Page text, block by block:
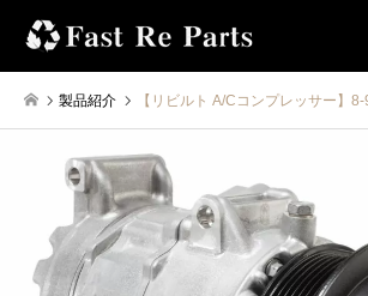
製品紹介 【リビルト A/Cコンプレッサー】